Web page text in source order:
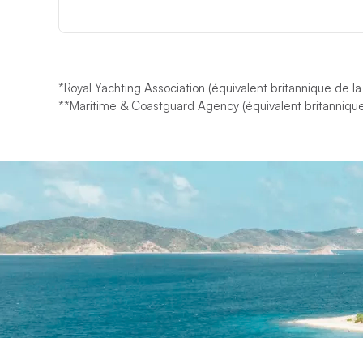
*Royal Yachting Association (équivalent britannique de
**Maritime & Coastguard Agency (équivalent